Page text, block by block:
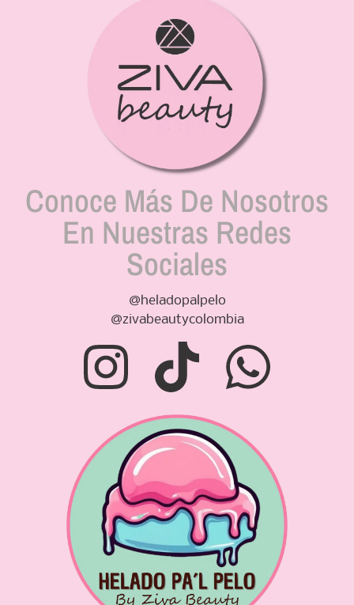
Conoce Más De Nosotros
En Nuestras Redes
Sociales
@heladopalpelo
@zivabeautycolombia